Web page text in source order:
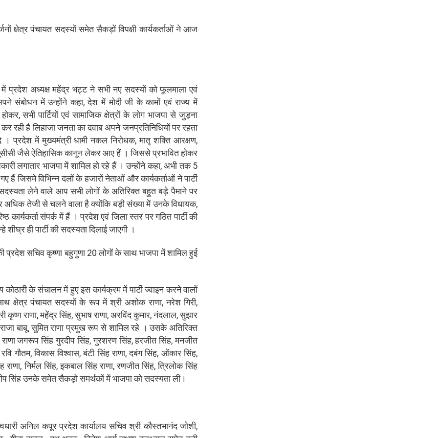
क्षेत्र पंचायत सदस्यों समेत सैकड़ों विपक्षी कार्यकर्ताओं ने आज
प्रदेश अध्यक्ष महेंद्र भट्ट ने सभी नए सदस्यों को फूलमाला एवं
संबोधन में उन्होंने कहा, देश में मोदी जी के कामों एवं राज्य में
सभी पार्टियों एवं सामाजिक क्षेत्रों के लोग भाजपा से जुड़ना
है लिहाजा जनता का दवाब अपने जनप्रतिनिधियों पर रहता
। प्रदेश में मुख्यमंत्री धामी नकल निरोधक, मातृ शक्ति आरक्षण,
जैसे ऐतिहासिक कानून लेकर आए हैं । जिससे प्रभावित होकर
लगातार भाजपा में शामिल हो रहे हैं । उन्होंने कहा, अभी तक 5
हैं जिसमे विभिन्न दलों के हजारों नेताओं और कार्यकर्ताओं ने पार्टी
सदस्यता लेने वाले आप सभी लोगों के अतिरिक्त बहुत बड़े पैमाने पर
तेजी से चलने वाला है क्योंकि बड़ी संख्या में उनके विधायक,
कार्यकर्ता संपर्क में हैं । प्रदेश एवं जिला स्तर पर गठित पार्टी की
शीघ्र ही पार्टी की सदस्यता दिलाई जाएगी ।
की प्रदेश सचिव कृष्णा बहुगुणा 20 लोगों के साथ भाजपा में शामिल हुई
के संचालन में हुए इस कार्यक्रम में पार्टी ज्वाइन करने वालों
क्षेत्र पंचायत सदस्यों के रूप में श्री अशोक राणा, नरेश गिरी,
कृष्ण राणा, महेंद्र सिंह, सुभाष राणा, अरविंद कुमार, नंदलाल, सुझार
बाबू, सुमित राणा प्रमुख रूप से शामिल रहे । उसके अतिरिक्त
राणा जगरूप सिंह गुरदीप सिंह, गुरशरण सिंह, हरजीत सिंह, मनजीत
गौतम, विकास विश्वास, बंटी सिंह राणा, दबंग सिंह, ओंकार सिंह,
राणा, निर्मल सिंह, इकबाल सिंह राणा, रणजीत सिंह, त्रिलोक सिंह
सिंह उनके समेत सैकड़ो समर्थकों में भाजपा को सदस्यता ली।
अनिल कपूर प्रदेश कार्यालय सचिव श्री कौस्तभानंद जोशी,